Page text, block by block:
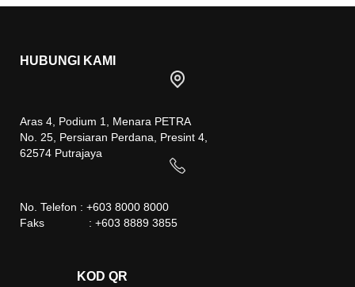
HUBUNGI KAMI
Aras 4, Podium 1, Menara PETRA
No. 25, Persiaran Perdana, Presint 4,
62574 Putrajaya
No. Telefon : +603 8000 8000
Faks : +603 8889 3855
KOD QR